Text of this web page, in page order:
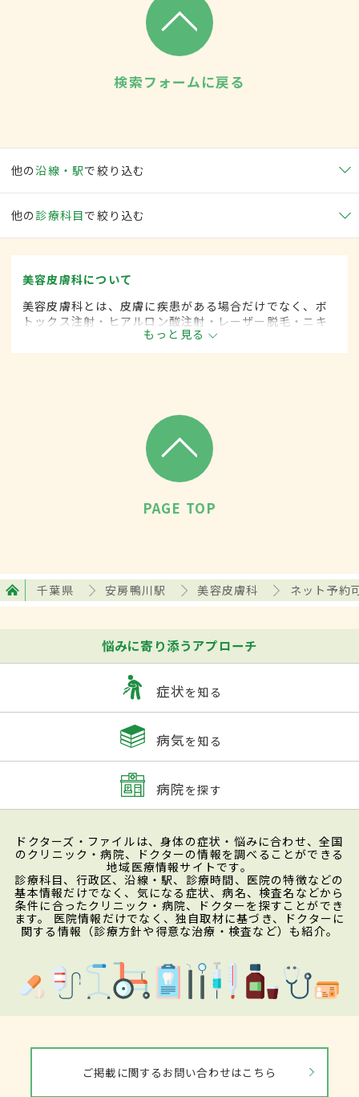
検索フォームに戻る
他の沿線・駅で絞り込む
他の 診療科目で絞り込む
美容皮膚科について
美容皮膚科とは、皮膚に疾患がある場合だけでなく、ボ
トックス注射・ヒアルロン酸注射・レーザー脱毛・ニキ
ビ治療など美容を目的として行われる皮膚科の診療分野
です。
もっと見る
PAGE TOP
千葉県 安房鴨川駅 美容皮膚科 ネット予約
悩みに寄り添うアプローチ
症状を知る
病気を知る
病院を探す
ドクターズ・ファイルは、身体の症状・悩みに合わせ、全国
のクリニック・病院、ドクターの情報を調べることができる
地域医療情報サイトです。
診療科目、行政区、沿線・駅、診療時間、医院の特徴などの
基本情報だけでなく、気になる症状、病名、検査名などから
条件に合ったクリニック・病院、ドクターを探すことができ
ます。 医院情報だけでなく、独自取材に基づき、ドクターに
関する情報（診療方針や得意な治療・検査など）も紹介。
ご掲載に関するお問い合わせはこちら